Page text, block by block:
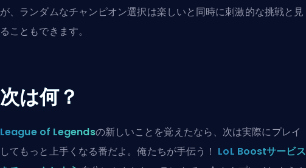
が、ランダムなチャンピオン選択は楽しいと同時に刺激的な挑戦と見
ることもできます。
次は何？
League of Legendsの新しいことを覚えたなら、次は実際にプレイ
してもっと上手くなる番だよ。俺たちが手伝う！ LoL Boostサービス